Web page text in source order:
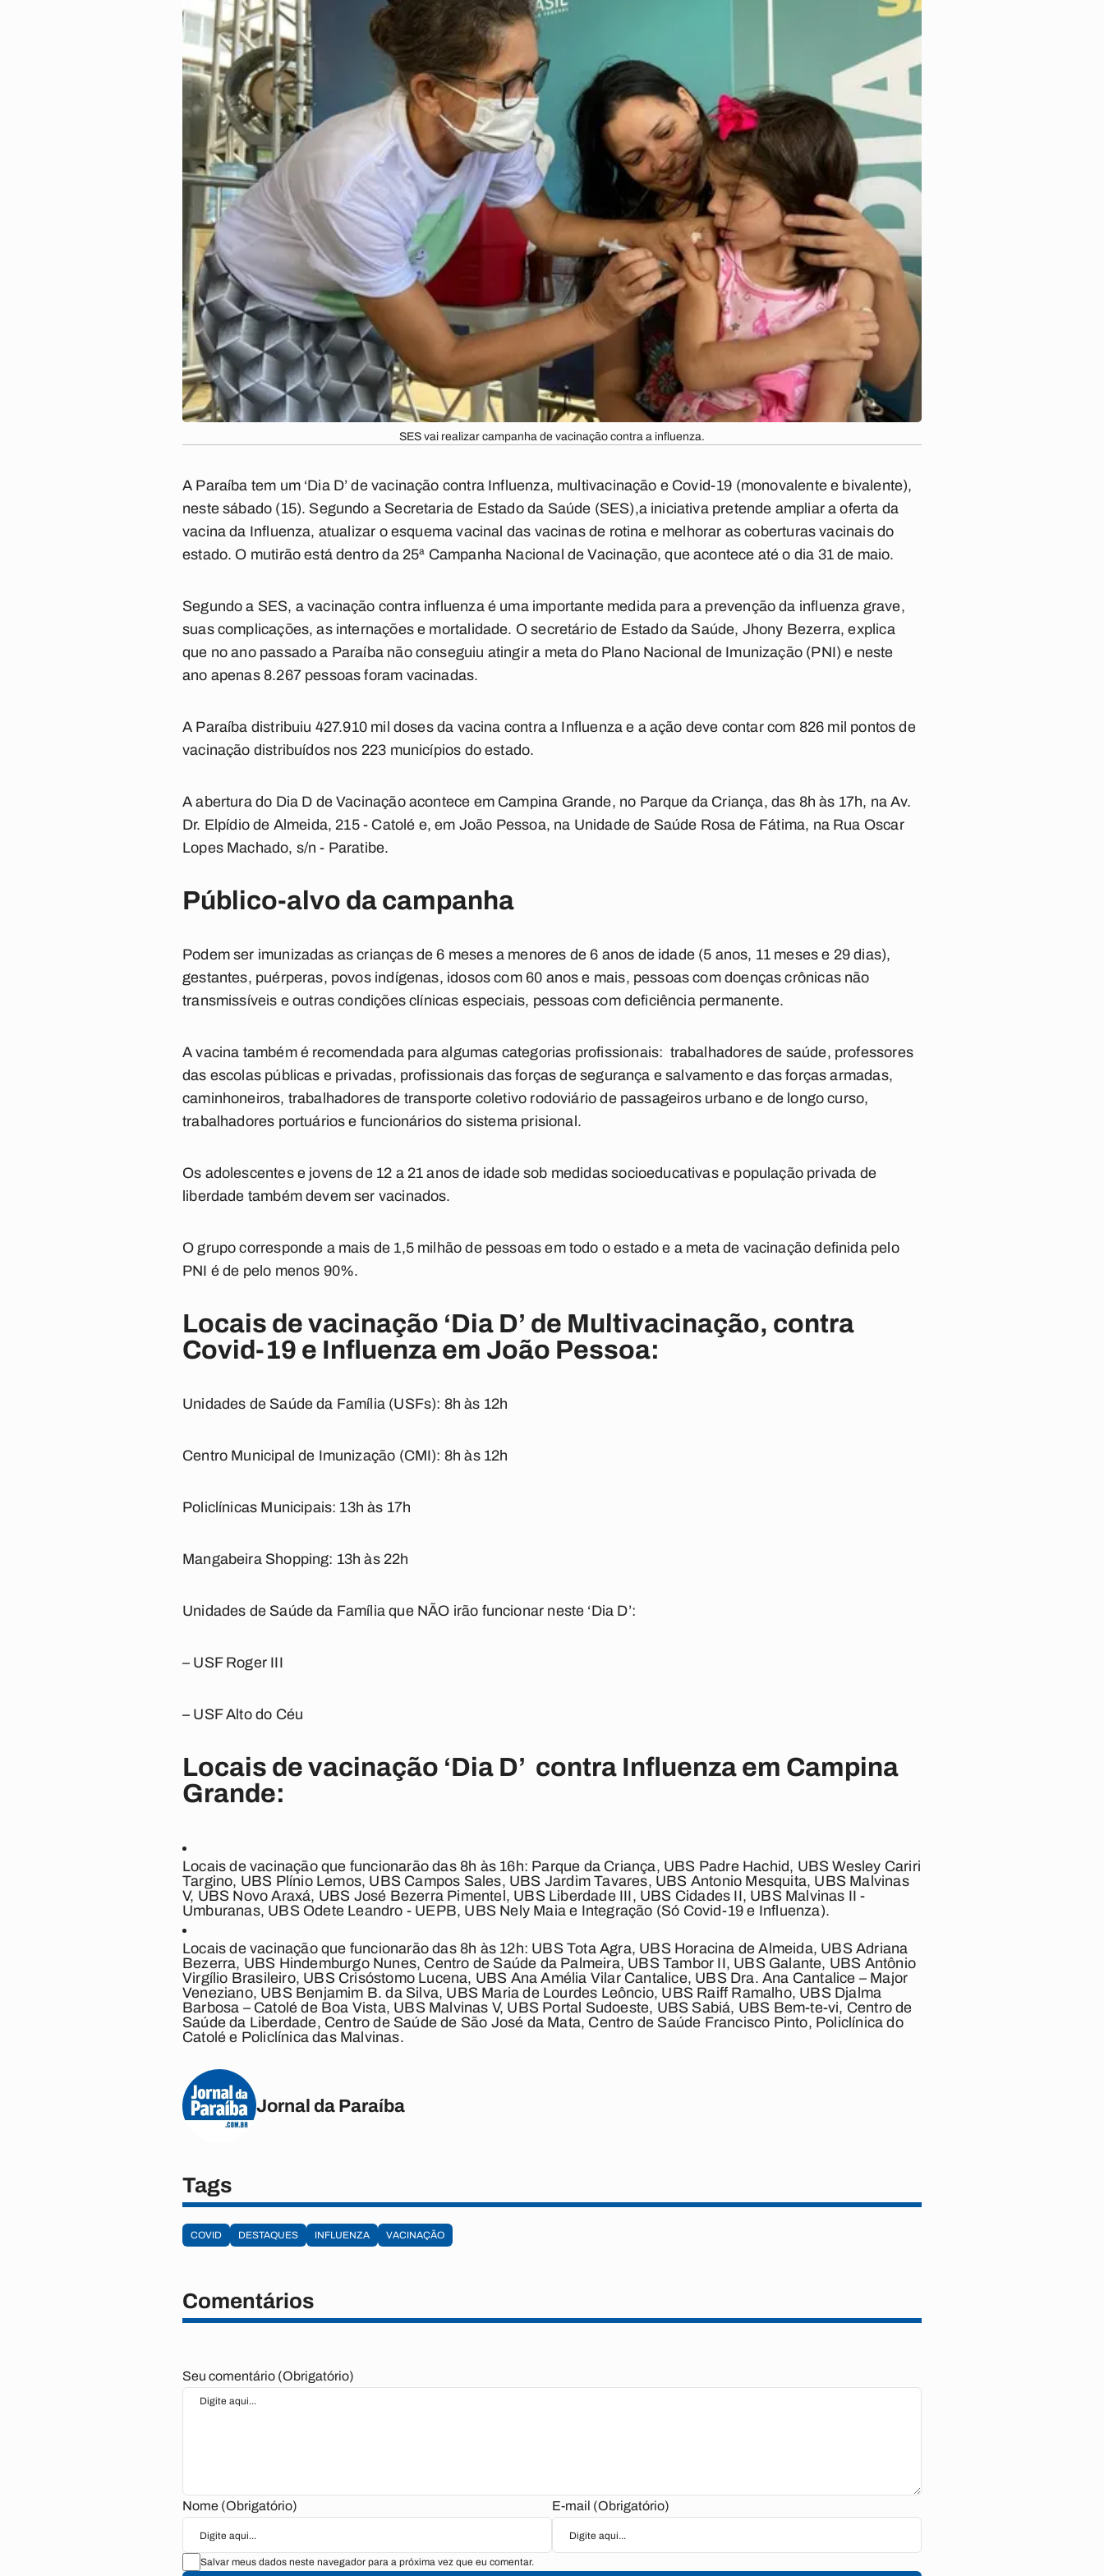
SES vai realizar campanha de vacinação contra a influenza.
A Paraíba tem um ‘Dia D’ de vacinação contra Influenza, multivacinação e Covid-19 (monovalente e bivalente),
neste sábado (15). Segundo a Secretaria de Estado da Saúde (SES),a iniciativa pretende ampliar a oferta da
vacina da Influenza, atualizar o esquema vacinal das vacinas de rotina e melhorar as coberturas vacinais do
estado. O mutirão está dentro da 25ª Campanha Nacional de Vacinação, que acontece até o dia 31 de maio.
Segundo a SES, a vacinação contra influenza é uma importante medida para a prevenção da influenza grave,
suas complicações, as internações e mortalidade. O secretário de Estado da Saúde, Jhony Bezerra, explica
que no ano passado a Paraíba não conseguiu atingir a meta do Plano Nacional de Imunização (PNI) e neste
ano apenas 8.267 pessoas foram vacinadas.
A Paraíba distribuiu 427.910 mil doses da vacina contra a Influenza e a ação deve contar com 826 mil pontos de
vacinação distribuídos nos 223 municípios do estado.
A abertura do Dia D de Vacinação acontece em Campina Grande, no Parque da Criança, das 8h às 17h, na Av.
Dr. Elpídio de Almeida, 215 - Catolé e, em João Pessoa, na Unidade de Saúde Rosa de Fátima, na Rua Oscar
Lopes Machado, s/n - Paratibe.
Público-alvo da campanha
Podem ser imunizadas as crianças de 6 meses a menores de 6 anos de idade (5 anos, 11 meses e 29 dias),
gestantes, puérperas, povos indígenas, idosos com 60 anos e mais, pessoas com doenças crônicas não
transmissíveis e outras condições clínicas especiais, pessoas com deficiência permanente.
A vacina também é recomendada para algumas categorias profissionais: trabalhadores de saúde, professores
das escolas públicas e privadas, profissionais das forças de segurança e salvamento e das forças armadas,
caminhoneiros, trabalhadores de transporte coletivo rodoviário de passageiros urbano e de longo curso,
trabalhadores portuários e funcionários do sistema prisional.
Os adolescentes e jovens de 12 a 21 anos de idade sob medidas socioeducativas e população privada de
liberdade também devem ser vacinados.
O grupo corresponde a mais de 1,5 milhão de pessoas em todo o estado e a meta de vacinação definida pelo
PNI é de pelo menos 90%.
Locais de vacinação ‘Dia D’ de Multivacinação, contra
Covid-19 e Influenza em João Pessoa:
Unidades de Saúde da Família (USFs): 8h às 12h
Centro Municipal de Imunização (CMI): 8h às 12h
Policlínicas Municipais: 13h às 17h
Mangabeira Shopping: 13h às 22h
Unidades de Saúde da Família que NÃO irão funcionar neste ‘Dia D’:
– USF Roger III
– USF Alto do Céu
Locais de vacinação ‘Dia D’ contra Influenza em Campina
Grande:
Locais de vacinação que funcionarão das 8h às 16h: Parque da Criança, UBS Padre Hachid, UBS Wesley Cariri
Targino, UBS Plínio Lemos, UBS Campos Sales, UBS Jardim Tavares, UBS Antonio Mesquita, UBS Malvinas
V, UBS Novo Araxá, UBS José Bezerra Pimentel, UBS Liberdade III, UBS Cidades II, UBS Malvinas II -
Umburanas, UBS Odete Leandro - UEPB, UBS Nely Maia e Integração (Só Covid-19 e Influenza).
Locais de vacinação que funcionarão das 8h às 12h: UBS Tota Agra, UBS Horacina de Almeida, UBS Adriana
Bezerra, UBS Hindemburgo Nunes, Centro de Saúde da Palmeira, UBS Tambor II, UBS Galante, UBS Antônio
Virgílio Brasileiro, UBS Crisóstomo Lucena, UBS Ana Amélia Vilar Cantalice, UBS Dra. Ana Cantalice – Major
Veneziano, UBS Benjamim B. da Silva, UBS Maria de Lourdes Leôncio, UBS Raiff Ramalho, UBS Djalma
Barbosa – Catolé de Boa Vista, UBS Malvinas V, UBS Portal Sudoeste, UBS Sabiá, UBS Bem-te-vi, Centro de
Saúde da Liberdade, Centro de Saúde de São José da Mata, Centro de Saúde Francisco Pinto, Policlínica do
Catolé e Policlínica das Malvinas.
Jornal da Paraíba
Tags
COVID DESTAQUES INFLUENZA VACINAÇÃO
Comentários
Seu comentário (Obrigatório)
Nome (Obrigatório) E-mail (Obrigatório)
Salvar meus dados neste navegador para a próxima vez que eu comentar.